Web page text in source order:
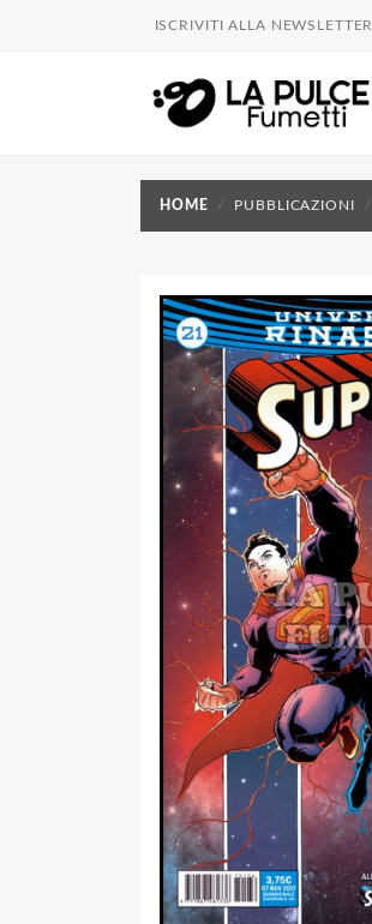
ISCRIVITI ALLA NEWSLETTER
HOME PUBBLICAZIONI